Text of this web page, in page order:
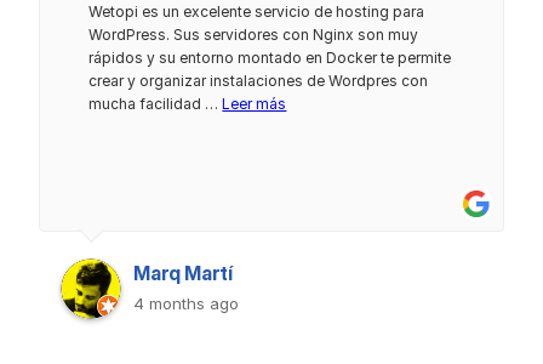
Wetopi es un excelente servicio de hosting para
WordPress. Sus servidores con Nginx son muy
rápidos y su entorno montado en Docker te permite
crear y organizar instalaciones de Wordpres con
mucha facilidad …Leer más
Marq Martí
4 months ago